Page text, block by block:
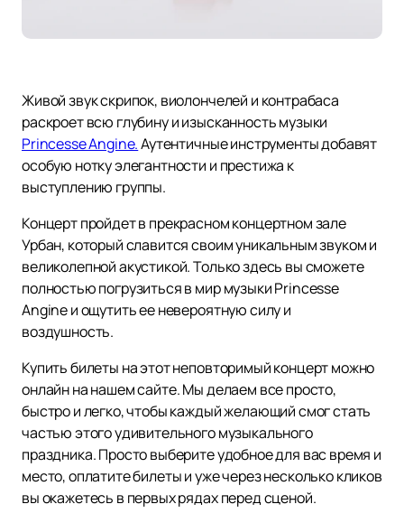
Живой звук скрипок, виолончелей и контрабаса
раскроет всю глубину и изысканность музыки
Princesse Angine.Аутентичные инструменты добавят
особую нотку элегантности и престижа к
выступлению группы.
Концерт пройдет в прекрасном концертном зале
Урбан, который славится своим уникальным звуком и
великолепной акустикой. Только здесь вы сможете
полностью погрузиться в мир музыки Princesse
Angine и ощутить ее невероятную силу и
воздушность.
Купить билеты на этот неповторимый концерт можно
онлайн на нашем сайте. Мы делаем все просто,
быстро и легко, чтобы каждый желающий смог стать
частью этого удивительного музыкального
праздника. Просто выберите удобное для вас время и
место, оплатите билеты и уже через несколько кликов
вы окажетесь в первых рядах перед сценой.